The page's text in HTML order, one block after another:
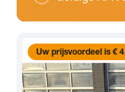
Uw prijsvoordeel is €